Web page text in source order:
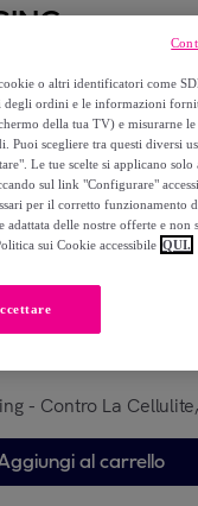
La
prodotto possibile
- Contro La
al carrello
o altri identificatori come
degli ordini e le informazioni
della tua TV) e misurarne le
scegliere tra questi diversi
Le tue scelte si applicano solo
sul link "Configurare"
per il corretto funzionamento
delle nostre offerte e non
sui Cookie accessibile QUI.